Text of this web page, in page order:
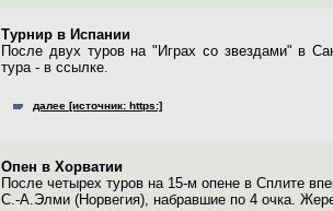
Турнир в Испании
После двух туров на "Играх со звездами" в
тура - в ссылке.
далее [источник: https:]
Опен в Хорватии
После четырех туров на 15-м опене в Сплите
С.-А.Элми (Норвегия), набравшие по 4 очка.